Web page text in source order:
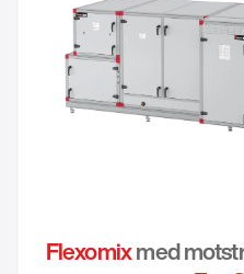
Flexomixmed